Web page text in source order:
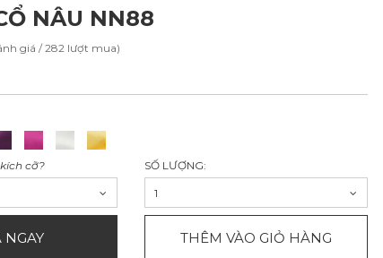
NÂU NN88
giá / 282 lượt mua)
cỡ? SỐ LƯỢNG:
1
NGAY THÊM VÀO GIỎ HÀNG